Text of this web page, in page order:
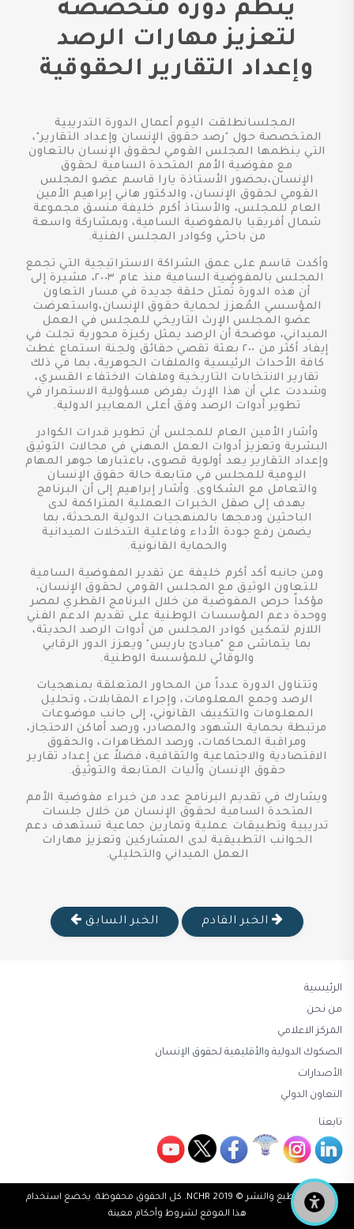
ينظم دورة متخصصة
لتعزيز مهارات الرصد
وإعداد التقارير الحقوقية
المجلسانطلقت اليوم أعمال الدورة التدريبية
المتخصصة حول "رصد حقوق الإنسان وإعداد التقارير"،
التي ينظمها المجلس القومي لحقوق الإنسان بالتعاون
مع مفوضية الأمم المتحدة السامية لحقوق
الإنسان،بحضور الأستاذة يارا قاسم عضو المجلس
القومي لحقوق الإنسان، والدكتور هاني إبراهيم الأمين
العام للمجلس، والأستاذ أكرم خليفة منسق مجموعة
شمال أفريقيا بالمفوضية السامية، وبمشاركة واسعة
من باحثي وكوادر المجلس الفنية.
وأكدت قاسم على عمق الشراكة الاستراتيجية التي تجمع
المجلس بالمفوضية السامية منذ عام ٢٠٠٣، مشيرة إلى
أن هذه الدورة تُمثل حلقة جديدة في مسار التعاون
المؤسسي المُعزز لحماية حقوق الإنسان،واستعرضت
عضو المجلس الإرث التاريخي للمجلس في العمل
الميداني، موضحة أن الرصد يمثل ركيزة محورية تجلت في
إيفاد أكثر من ٢٠٠ بعثة تقصي حقائق ولجنة استماع غطت
كافة الأحداث الرئيسية والملفات الجوهرية، بما في ذلك
تقارير الانتخابات التاريخية وملفات الاختفاء القسري،
وشددت على أن هذا الإرث يفرض مسؤولية الاستمرار في
تطوير أدوات الرصد وفق أعلى المعايير الدولية.
وأشار الأمين العام للمجلس أن تطوير قدرات الكوادر
البشرية وتعزيز أدوات العمل المهني في مجالات التوثيق
وإعداد التقارير يعد أولوية قصوى، باعتبارها جوهر المهام
اليومية للمجلس في متابعة حالة حقوق الإنسان
والتعامل مع الشكاوى. وأشار إبراهيم إلى أن البرنامج
يهدف إلى صقل الخبرات العملية المتراكمة لدى
الباحثين ودمجها بالمنهجيات الدولية المحدثة، بما
يضمن رفع جودة الأداء وفاعلية التدخلات الميدانية
والحماية القانونية.
ومن جانبه أكد أكرم خليفة عن تقدير المفوضية السامية
للتعاون الوثيق مع المجلس القومي لحقوق الإنسان،
مؤكداً حرص المفوضية من خلال البرنامج القطري لمصر
ووحدة دعم المؤسسات الوطنية على تقديم الدعم الفني
اللازم لتمكين كوادر المجلس من أدوات الرصد الحديثة،
بما يتماشى مع "مبادئ باريس" ويعزز الدور الرقابي
والوقائي للمؤسسة الوطنية.
وتتناول الدورة عدداً من المحاور المتعلقة بمنهجيات
الرصد وجمع المعلومات، وإجراء المقابلات، وتحليل
المعلومات والتكييف القانوني، إلى جانب موضوعات
مرتبطة بحماية الشهود والمصادر، ورصد أماكن الاحتجاز،
ومراقبة المحاكمات، ورصد المظاهرات، والحقوق
الاقتصادية والاجتماعية والثقافية، فضلاً عن إعداد تقارير
حقوق الإنسان وآليات المتابعة والتوثيق.
ويشارك في تقديم البرنامج عدد من خبراء مفوضية الأمم
المتحدة السامية لحقوق الإنسان من خلال جلسات
تدريبية وتطبيقات عملية وتمارين جماعية تستهدف دعم
الجوانب التطبيقية لدى المشاركين وتعزيز مهارات
العمل الميداني والتحليلي.
الخبر القادم الخبر السابق
الرئيسية
من نحن
المركز الاعلامي
الصكوك الدولية والأقليمية لحقوق الإنسان
الأصدارات
التعاون الدولي
تابعنا
حقوق الطبع والنشر © 2019 NCHR. كل الحقوق محفوظة. يخضع استخدام
هذا الموقع لشروط وأحكام معينة